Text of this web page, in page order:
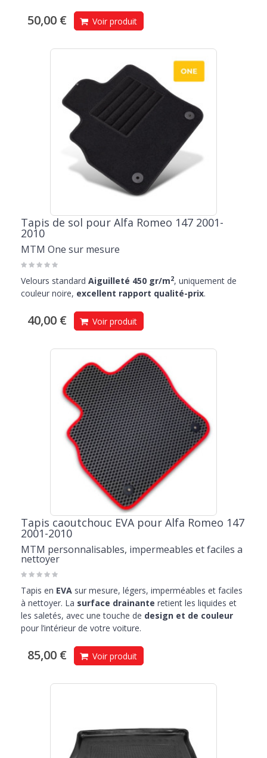
50,00 € Voir produit
Tapis de sol pour Alfa Romeo 147 2001-
2010
MTM One sur mesure
Velours standard Aiguilleté 450 gr/m2, uniquement de
couleur noire, excellent rapport qualité-prix.
40,00 € Voir produit
Tapis caoutchouc EVA pour Alfa Romeo 147
2001-2010
MTM personnalisables, impermeables et faciles a
nettoyer
Tapis en EVA sur mesure, légers, imperméables et faciles
à nettoyer. La surface drainante retient les liquides et
les saletés, avec une touche de design et de couleur
pour l’intérieur de votre voiture.
85,00 € Voir produit